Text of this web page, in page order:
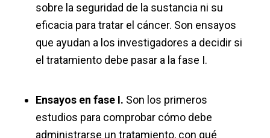
sobre la seguridad de la sustancia ni su
eficacia para tratar el cáncer. Son ensayos
que ayudan a los investigadores a decidir si
el tratamiento debe pasar a la fase I.
Ensayos en fase I. Son los primeros
estudios para comprobar cómo debe
administrarse un tratamiento, con qué